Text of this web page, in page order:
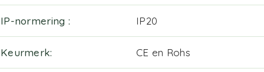
IP-normering IP20
Keurmerk CE en Rohs